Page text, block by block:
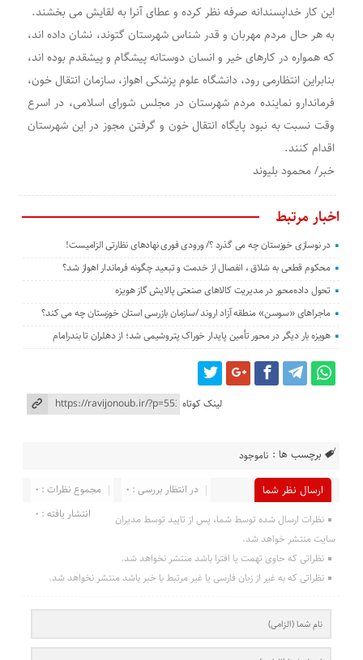
این کار خداپسندانه صرفه نظر کرده و عطای آنرا به لقایش می بخشند.
به هر حال مردم مهربان و قدر شناس شهرستان گتوند، نشان داده اند،
که همواره در کارهای خیر و انسان دوستانه پیشگام و پیشقدم بوده اند،
بنابراین انتظارمی رود، دانشگاه علوم پزشکی اهواز، سازمان انتقال خون،
فرماندارو نماینده مردم شهرستان در مجلس شورای اسلامی، در اسرع
وقت نسبت به نبود پایگاه انتقال خون و گرفتن مجوز در این شهرستان
اقدام کنند.
خبر/ محمود بلیوند
اخبار مرتبط
در نوسازی خوزستان چه می گذرد ؟/ ورودی فوری نهادهای نظارتی الزامیست!
محکوم قطعی به شلاق ، انفصال از خدمت و تبعید چگونه فرماندار اهواز شد؟
تحول داده‌محور در مدیریت کالاهای صنعتی پالایش گاز هویزه
ماجراهای «سوسن» منطقه آزاد اروند /سازمان بازرسی استان خوزستان چه می کند؟
هویزه بار دیگر در محور تأمین پایدار خوراک پتروشیمی شد؛ از دهلران تا بندرامام
لینک کوتاه
برچسب ها : ناموجود
ارسال نظر شما مجموع نظرات : 0
در انتظار بررسی : 0
انتشار یافته : 0
نظرات ارسال شده توسط شما، پس از تایید توسط مدیران
سایت منتشر خواهد شد.
نظراتی که حاوی تهمت یا افترا باشد منتشر نخواهد شد.
نظراتی که به غیر از زبان فارسی یا غیر مرتبط با خبر باشد منتشر نخواهد شد.